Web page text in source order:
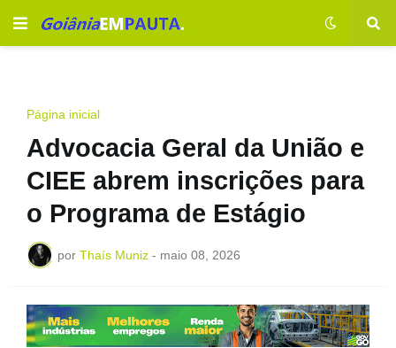
Página inicial
Advocacia Geral da União e
CIEE abrem inscrições para
o Programa de Estágio
por Thaís Muniz - maio 08, 2026